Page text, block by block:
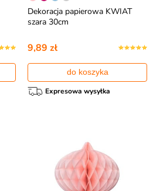
Dekoracja papierowa KWIAT
szara 30cm
9,89 zł
do koszyka
Expresowa wysyłka